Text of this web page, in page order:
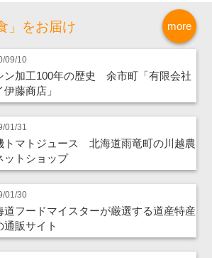
more
」をお届け
09/10
ン加工100年の歴史 余市町「有限会社
伊藤商店」
01/31
トマトジュース 北海道雨竜町の川越農
ットショップ
01/30
道フードマイスターが厳選する道産特産
通販サイト